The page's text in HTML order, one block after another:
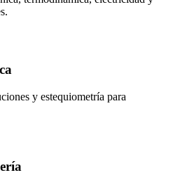
y estequiometría para